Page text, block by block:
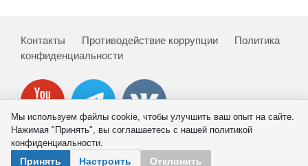
Контакты Противодействие коррупции
Политика
конфиденциальности
© 2026 ИНП РАН
Мы используем файлы cookie, чтобы улучшить ваш опыт на сайте.
Нажимая "Принять", вы соглашаетесь с нашей политикой
конфиденциальности.
Принять Настроить Отклонить